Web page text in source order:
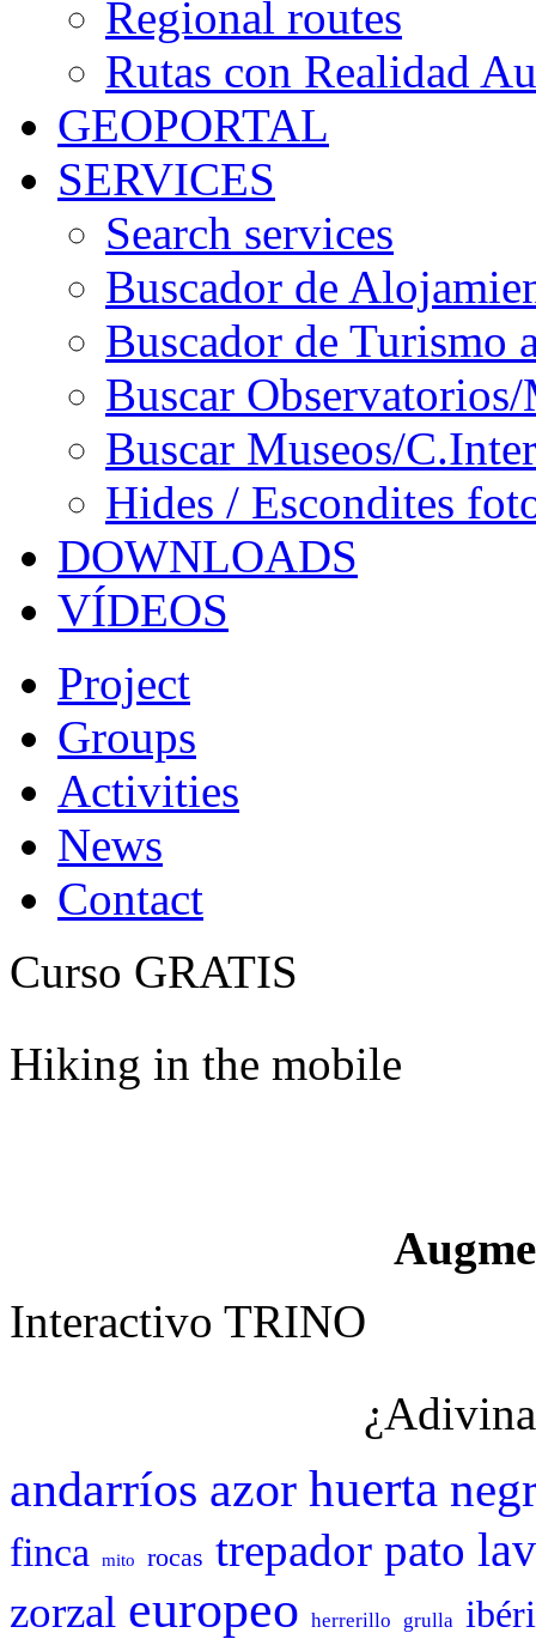
Regional routes
Rutas con Realidad
GEOPORTAL
SERVICES
Search services
Buscador de
Buscador de Turismo
Buscar
Buscar Museos/
Hides / Escondites
DOWNLOADS
VÍDEOS
Project
Groups
Activities
News
Contact
Curso GRATIS
Hiking in the mobile
Interactivo TRINO
andarríos azor huerta
finca mito rocas trepador pato
zorzal europeo herrerillo grulla